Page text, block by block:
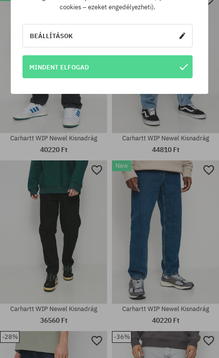
30; 31; 32; 33; 34; 36
Elérhető méretek:
30; 31; 32; 33; 34
Elérhető méretek:
Elérhető méretek:
31X32; 32X32
Elérhető méretek:
Carhartt WIP Newel Kisnadrág
40220 Ft
Elérhető méretek:
Carhartt WIP Newel Kisnadrág
44810 Ft
Carhartt WIP Newel Kisnadrág
36560 Ft
New
Carhartt WIP Newel Kisnadrág
40220 Ft
-28% -36%
cookies – ezeket engedélyezheti).
BEÁLLÍTÁSOK
MINDENT ELFOGAD